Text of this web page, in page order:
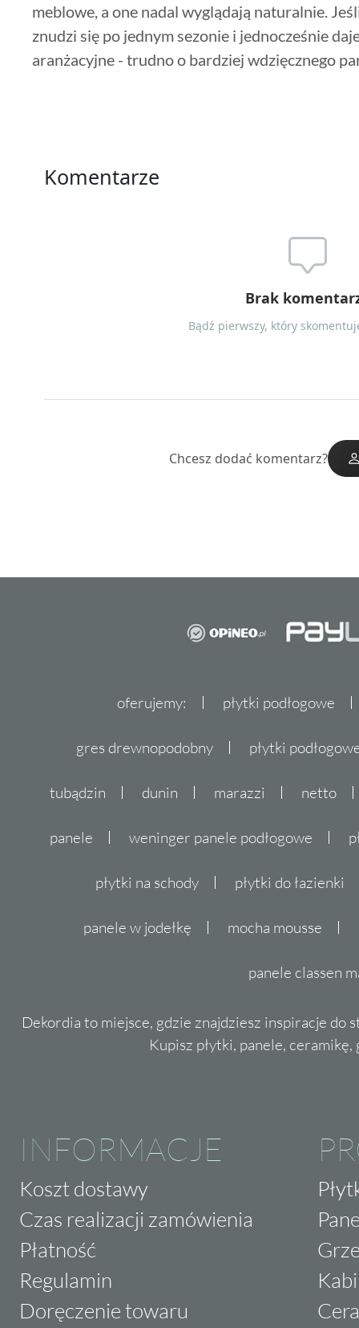
meblowe, a one nadal wyglądają naturalnie.
znudzi się po jednym sezonie i jednocześnie
aranżacyjne - trudno o bardziej wdzięcznego
Komentarze
Brak
Bądź pierwszy, który
Chcesz dodać komentarz?
oferujemy: płytki podłogowe
gres drewnopodobny płytki
tubądzin dunin marazzi netto
panele weninger panele podłogowe
płytki na schody płytki do łazienki
panele w jodełkę mocha mousse
panele classen
Dekordia to miejsce, gdzie znajdziesz inspiracje do
Kupisz płytki, panele,
INFORMACJE
Koszt dostawy
Czas realizacji zamówienia
Płatność
Regulamin
Doręczenie towaru